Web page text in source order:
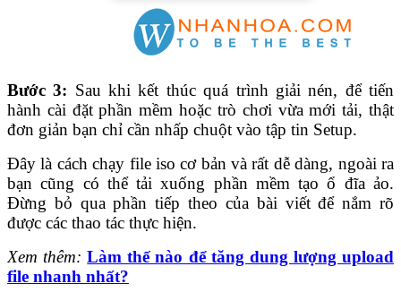
Bước 3: Sau khi kết thúc quá trình giải nén, để tiến
hành cài đặt phần mềm hoặc trò chơi vừa mới tải, thật
đơn giản bạn chỉ cần nhấp chuột vào tập tin Setup.
Đây là cách chạy file iso cơ bản và rất dễ dàng, ngoài ra
bạn cũng có thể tải xuống phần mềm tạo ổ đĩa ảo.
Đừng bỏ qua phần tiếp theo của bài viết để nắm rõ
được các thao tác thực hiện.
Xem thêm:Làm thế nào để tăng dung lượng upload
file nhanh nhất?